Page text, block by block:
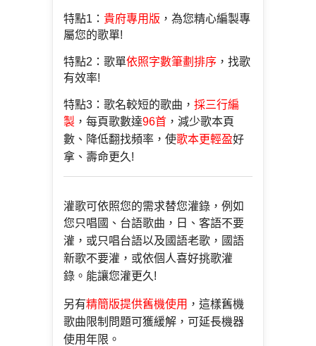
特點1： 貴府專用版 ，為您精心編製專
屬您的歌單!
特點2：歌單依照字數筆劃排序 ，找歌
有效率!
特點3：歌名較短的歌曲， 採三行編
製 ，每頁歌數達96首 ，減少歌本頁
數、降低翻找頻率，使歌本更輕盈好
拿、壽命更久!
灌歌可依照您的需求替您灌錄，例如
您只唱國、台語歌曲，日、客語不要
灌，或只唱台語以及國語老歌，國語
新歌不要灌，或依個人喜好挑歌灌
錄。能讓您灌更久!
另有精簡版提供舊機使用 ，這樣舊機
歌曲限制問題可獲緩解 ，可延長機器
使用年限。